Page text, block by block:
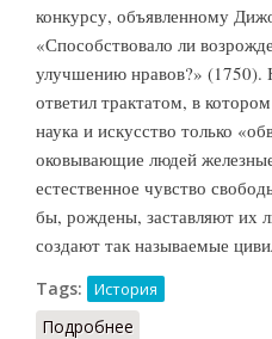
конкурсу, объявленному
«Способствовало ли
улучшению нравов?» (1750).
ответил трактатом, в
наука и искусство только
оковывающие людей
естественное чувство
бы, рождены, заставляют их
создают так называемые
Tags: История
Подробнее